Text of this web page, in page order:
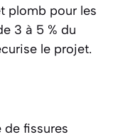
plomb pour les
3 à 5 % du
le projet.
de fissures